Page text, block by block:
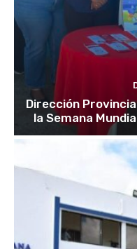
Dirección
la Semana